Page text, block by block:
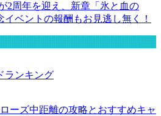
2周年を迎え、新章「氷と血の
ベントの報酬もお見逃し無く！
ランキング
ーズ中距離の攻略とおすすめキャ